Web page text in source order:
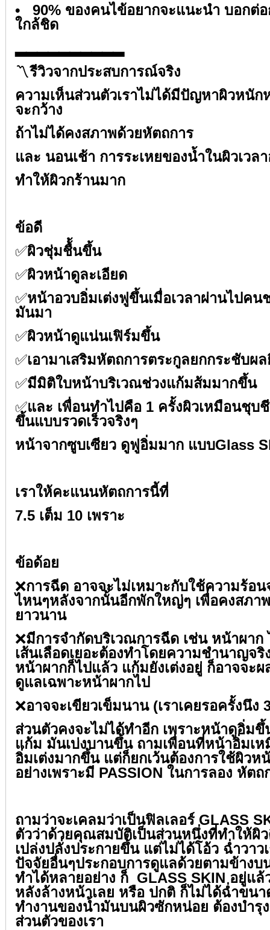
• 90% ของคนไข้อยากจะแนะนำ บอกต่
ใกล้ชิด⁣⁣
▂▂▂▂▂▂▂▂▂▂⁣⁣
〽️รีวิวจากประสบการณ์จริง⁣⁣
ความเห็นส่วนตัวเราไม่ได้มีปัญหาผิวหนั
จะกว้าง⁣⁣
ถ้าไม่ได้คงสภาพด้วยหัตถการ⁣⁣
และ นอนเช้า การระเหยของน้ำในผิวเวล
ทำให้ผิวกร้านมาก⁣⁣
ข้อดี⁣⁣
✅ผิวชุ่มชื้้นขึ้น⁣⁣
✅ผิวหน้าดูละเอียด⁣⁣
✅หน้าอวบอิ่มเต่งฟูขึ้นเมื่อเวลาผ่านไปค
มันมา⁣⁣
✅ผิวหน้าดูแน่นเฟิร์มขึ้น⁣⁣
✅เอามาเสริมหัตถการตระกูลยกกระชับผ
✅มีมิติใบหน้าบริเวณช่วงแก้มส้มมากขึ้น⁣⁣
✅และ เพื่อนทำไปคือ 1 ครั้งผิวเหมือนชุบ
ขึ้นแบบรวดเร็วจริงๆ⁣⁣
หน้าจากซูบเซียว ดูฟูอิ่มมาก แบบGlass
เราให้คะแนนหัตถการนี้ที่⁣⁣
7.5 เต็ม 10 เพราะ⁣⁣
ข้อด้อย⁣⁣
❌การฉีด อาจจะไม่เหมาะกับใช้ความร้อ
ไหนๆหลังจากนั้นอีกพักใหญ่ๆ เพื่อคงสภา
ยาวนาน⁣⁣
❌มีการจำกัดบริเวณการฉีด เช่น หน้าผา
เส้นเลือดเยอะต้องทำโดยความชำนาญจริ
หน้าผากก็ไปแล้ว แก้มยังเต่งอยู่ ก็อาจจะ
ดูแลเฉพาะหน้าผากไป⁣⁣
❌อาจจะเขียวเข็มนาน (เราเคยรอครั้งนึง
ส่วนตัวคงจะไม่ได้ทำอีก เพราะหน้าดูอิ่ม
แก้ม มันเบ่งบานขึ้น ถามเพื่อนที่หน้าอิ่มเ
อิ่มเต่งมากขึ้น แต่ก็ยกเว้นต้องการใช้ผิวห
อย่างเพราะมี PASSION ในการลอง หัตถ
ถามว่าจะเคลมว่าเป็นฟิลเลอร์ GLASS
ตัวว่าด้วยคุณสมบัติเป็นส่วนหนึ่งที่ทำให้ผิ
เปล่งปลั่งประกายขึ้น แต่ไม่ได้โอ้ว ฉ่ำวาว
ปัจจัยอื่นๆประกอบการดูแลด้วยตามข้างบ
ทำได้หลายอย่าง ก็ GLASS SKIN อยู่แ
หลังล้างหน้าเลย หรือ ปกติ ก็ไม่ได้ฉ่ำขนา
ทำงานของน้ำมันบนผิวซักหน่อย ต้องบำรุ
ส่วนตัวของเรา⁣⁣